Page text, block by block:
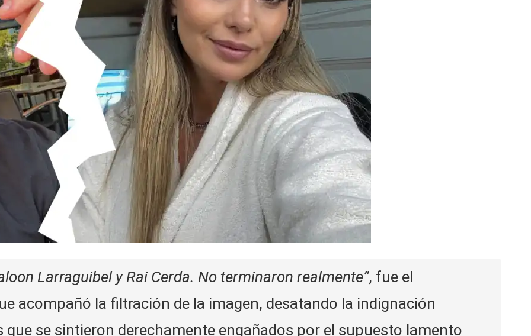
Larraguibel y Rai Cerda. No terminaron realmente”, fue el
acompañó la filtración de la imagen, desatando la indignación
se sintieron derechamente engañados por el supuesto lamento